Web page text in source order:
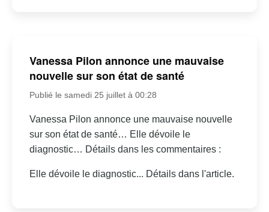
Vanessa Pilon annonce une mauvaise
nouvelle sur son état de santé
Publié le samedi 25 juillet à 00:28
Vanessa Pilon annonce une mauvaise nouvelle
sur son état de santé… Elle dévoile le
diagnostic… Détails dans les commentaires :
Elle dévoile le diagnostic... Détails dans l'article.